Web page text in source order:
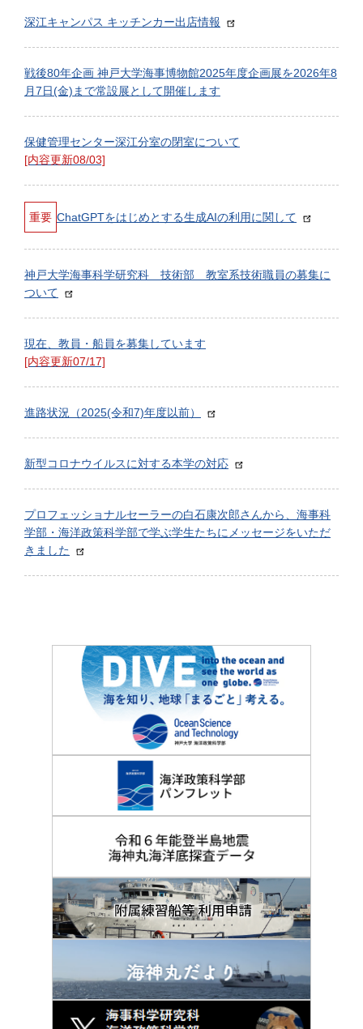
深江キャンパス キッチンカー出店情報
戦後80年企画 神戸大学海事博物館2025年度企画展を2026年8
月7日(金)まで常設展として開催します
保健管理センター深江分室の閉室について
[内容更新08/03]
重要 ChatGPTをはじめとする生成AIの利用に関して
神戸大学海事科学研究科 技術部 教室系技術職員の募集に
ついて
現在、教員・船員を募集しています
[内容更新07/17]
進路状況（2025(令和7)年度以前）
新型コロナウイルスに対する本学の対応
プロフェッショナルセーラーの白石康次郎さんから、海事科
学部・海洋政策科学部で学ぶ学生たちにメッセージをいただ
きました